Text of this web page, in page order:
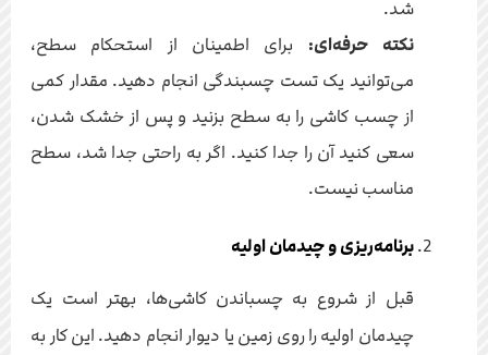
شد.
نکته حرفه‌ای:
برای اطمینان از استحکام سطح،
می‌توانید یک تست چسبندگی انجام دهید. مقدار کمی
از چسب کاشی را به سطح بزنید و پس از خشک شدن،
سعی کنید آن را جدا کنید. اگر به راحتی جدا شد، سطح
مناسب نیست.
برنامه‌ریزی و چیدمان اولیه
قبل از شروع به چسباندن کاشی‌ها، بهتر است یک
چیدمان اولیه را روی زمین یا دیوار انجام دهید. این کار به